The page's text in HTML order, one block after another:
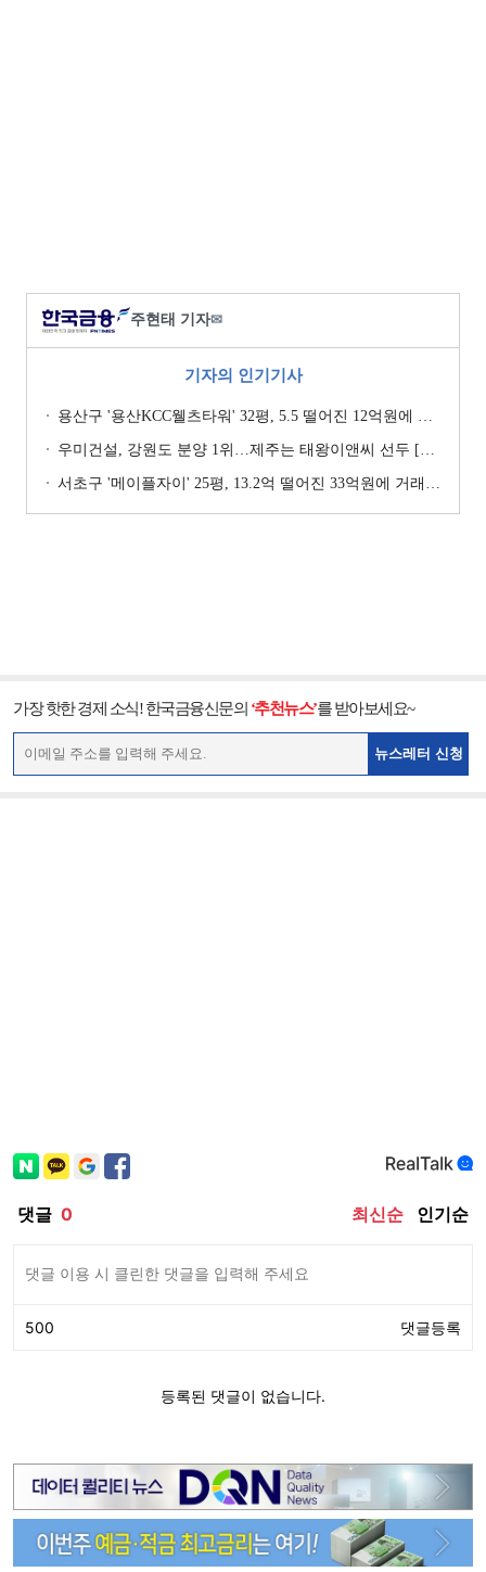
주현태 기자✉
기자의 인기기사
용산구 '용산KCC웰츠타워' 32평, 5.5 떨어진 12억원에 거래 [일일 하락가]
우미건설, 강원도 분양 1위…제주는 태왕이앤씨 선두 [이 지역 분양왕-강원·제주]
서초구 '메이플자이' 25평, 13.2억 떨어진 33억원에 거래 [일일 하락가]
가장 핫한 경제 소식! 한국금융신문의 ‘추천뉴스’를 받아보세요~
뉴스레터 신청